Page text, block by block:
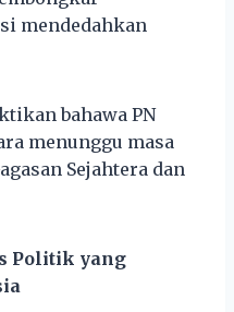
mendedahkan
bahawa PN
menunggu masa
Sejahtera dan
Politik yang